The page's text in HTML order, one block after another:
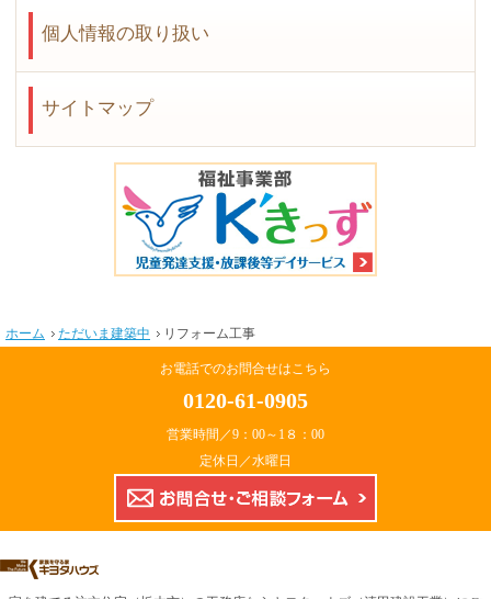
個人情報の取り扱い
サイトマップ
ホーム ただいま建築中 リフォーム工事
お電話でのお問合せはこちら
0120-61-0905
営業時間／9：00～1８：00
定休日／水曜日